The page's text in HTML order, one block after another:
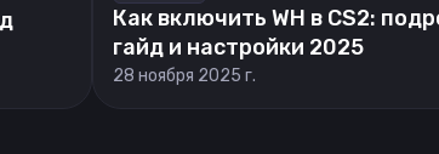
Как включить WH в CS2:
гайд и настройки 2025
28 ноября 2025 г.